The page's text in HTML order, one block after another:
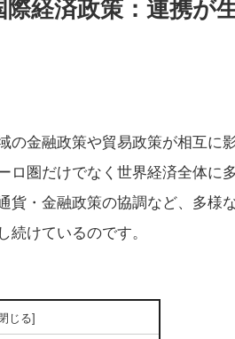
経済政策：連携が
の金融政策や貿易政策が相互に
ロ圏だけでなく世界経済全体に
貨・金融政策の協調など、多様
けているのです。